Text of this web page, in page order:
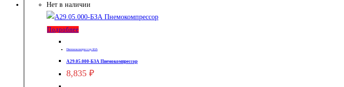
Нет в наличии
Подробнее
Пневмокомпрессор БЗА
А29.05.000-БЗА Пнемокомпрессор
8,835 ₽